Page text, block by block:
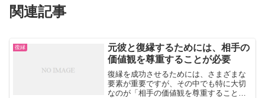
関連記事
復縁
元彼と復縁するためには、相手の
価値観を尊重することが必要
復縁を成功させるためには、さまざまな
要素が重要ですが、その中でも特に大切
なのが「相手の価値観を尊重すること」